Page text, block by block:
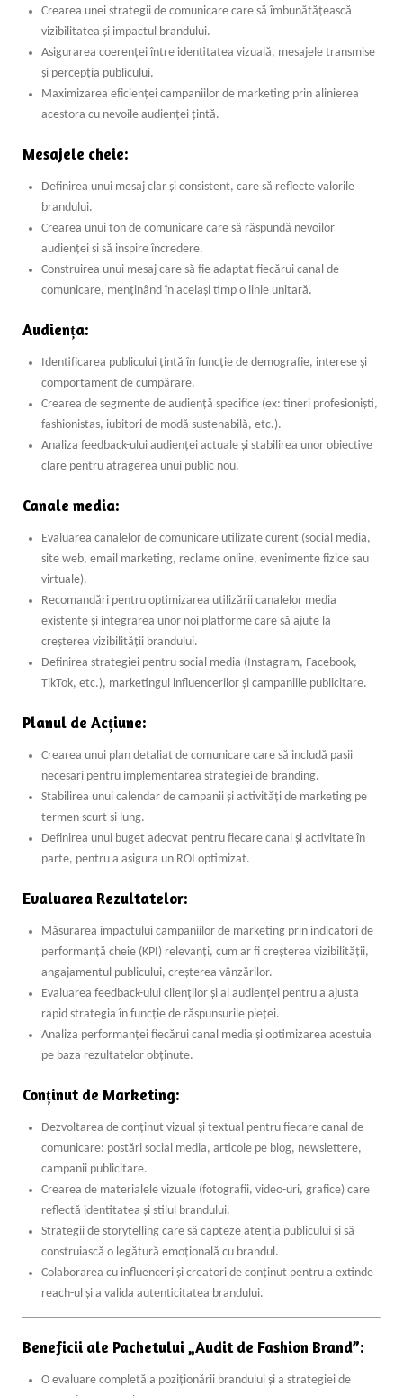
Crearea unei strategii de comunicare care să îmbunătățească
vizibilitatea și impactul brandului.
Asigurarea coerenței între identitatea vizuală, mesajele transmise
și percepția publicului.
Maximizarea eficienței campaniilor de marketing prin alinierea
acestora cu nevoile audienței țintă.
Mesajele cheie:
Definirea unui mesaj clar și consistent, care să reflecte valorile
brandului.
Crearea unui ton de comunicare care să răspundă nevoilor
audienței și să inspire încredere.
Construirea unui mesaj care să fie adaptat fiecărui canal de
comunicare, menținând în același timp o linie unitară.
Audiența:
Identificarea publicului țintă în funcție de demografie, interese și
comportament de cumpărare.
Crearea de segmente de audiență specifice (ex: tineri profesioniști,
fashionistas, iubitori de modă sustenabilă, etc.).
Analiza feedback-ului audienței actuale și stabilirea unor obiective
clare pentru atragerea unui public nou.
Canale media:
Evaluarea canalelor de comunicare utilizate curent (social media,
site web, email marketing, reclame online, evenimente fizice sau
virtuale).
Recomandări pentru optimizarea utilizării canalelor media
existente și integrarea unor noi platforme care să ajute la
creșterea vizibilității brandului.
Definirea strategiei pentru social media (Instagram, Facebook,
TikTok, etc.), marketingul influencerilor și campaniile publicitare.
Planul de Acțiune:
Crearea unui plan detaliat de comunicare care să includă pașii
necesari pentru implementarea strategiei de branding.
Stabilirea unui calendar de campanii și activități de marketing pe
termen scurt și lung.
Definirea unui buget adecvat pentru fiecare canal și activitate în
parte, pentru a asigura un ROI optimizat.
Evaluarea Rezultatelor:
Măsurarea impactului campaniilor de marketing prin indicatori de
performanță cheie (KPI) relevanți, cum ar fi creșterea vizibilității,
angajamentul publicului, creșterea vânzărilor.
Evaluarea feedback-ului clienților și al audienței pentru a ajusta
rapid strategia în funcție de răspunsurile pieței.
Analiza performanței fiecărui canal media și optimizarea acestuia
pe baza rezultatelor obținute.
Conținut de Marketing:
Dezvoltarea de conținut vizual și textual pentru fiecare canal de
comunicare: postări social media, articole pe blog, newslettere,
campanii publicitare.
Crearea de materialele vizuale (fotografii, video-uri, grafice) care
reflectă identitatea și stilul brandului.
Strategii de storytelling care să capteze atenția publicului și să
construiască o legătură emoțională cu brandul.
Colaborarea cu influenceri și creatori de conținut pentru a extinde
reach-ul și a valida autenticitatea brandului.
Beneficii ale Pachetului „Audit de Fashion Brand”:
O evaluare completă a poziționării brandului și a strategiei de